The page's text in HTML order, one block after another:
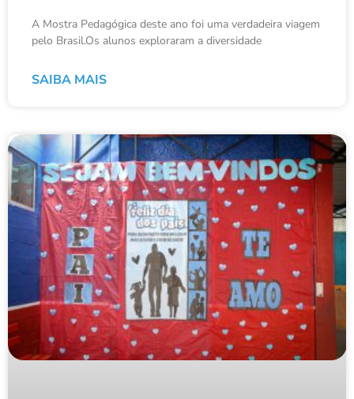
A Mostra Pedagógica deste ano foi uma verdadeira viagem
pelo Brasil.Os alunos exploraram a diversidade
SAIBA MAIS